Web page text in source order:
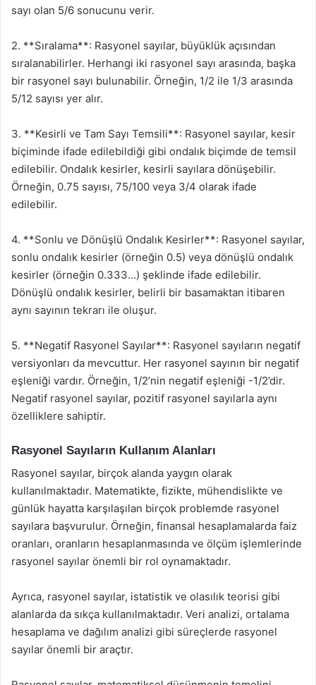
sayı olan 5/6 sonucunu verir.
2. **Sıralama**: Rasyonel sayılar, büyüklük açısından
sıralanabilirler. Herhangi iki rasyonel sayı arasında, başka
bir rasyonel sayı bulunabilir. Örneğin, 1/2 ile 1/3 arasında
5/12 sayısı yer alır.
3. **Kesirli ve Tam Sayı Temsili**: Rasyonel sayılar, kesir
biçiminde ifade edilebildiği gibi ondalık biçimde de temsil
edilebilir. Ondalık kesirler, kesirli sayılara dönüşebilir.
Örneğin, 0.75 sayısı, 75/100 veya 3/4 olarak ifade
edilebilir.
4. **Sonlu ve Dönüşlü Ondalık Kesirler**: Rasyonel sayılar,
sonlu ondalık kesirler (örneğin 0.5) veya dönüşlü ondalık
kesirler (örneğin 0.333…) şeklinde ifade edilebilir.
Dönüşlü ondalık kesirler, belirli bir basamaktan itibaren
aynı sayının tekrarı ile oluşur.
5. **Negatif Rasyonel Sayılar**: Rasyonel sayıların negatif
versiyonları da mevcuttur. Her rasyonel sayının bir negatif
eşleniği vardır. Örneğin, 1/2’nin negatif eşleniği -1/2’dir.
Negatif rasyonel sayılar, pozitif rasyonel sayılarla aynı
özelliklere sahiptir.
Rasyonel Sayıların Kullanım Alanları
Rasyonel sayılar, birçok alanda yaygın olarak
kullanılmaktadır. Matematikte, fizikte, mühendislikte ve
günlük hayatta karşılaşılan birçok problemde rasyonel
sayılara başvurulur. Örneğin, finansal hesaplamalarda faiz
oranları, oranların hesaplanmasında ve ölçüm işlemlerinde
rasyonel sayılar önemli bir rol oynamaktadır.
Ayrıca, rasyonel sayılar, istatistik ve olasılık teorisi gibi
alanlarda da sıkça kullanılmaktadır. Veri analizi, ortalama
hesaplama ve dağılım analizi gibi süreçlerde rasyonel
sayılar önemli bir araçtır.